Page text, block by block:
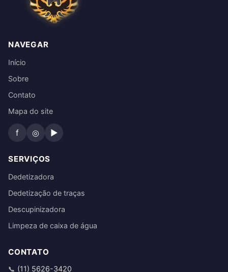
NAVEGAR
Início
Sobre
Contato
Mapa do site
f ◎ ▶
SERVIÇOS
Dedetizadora
Dedetização de traças
Descupinizadora
Limpeza de caixa de água
CONTATO
📞 (11) 5626-3420